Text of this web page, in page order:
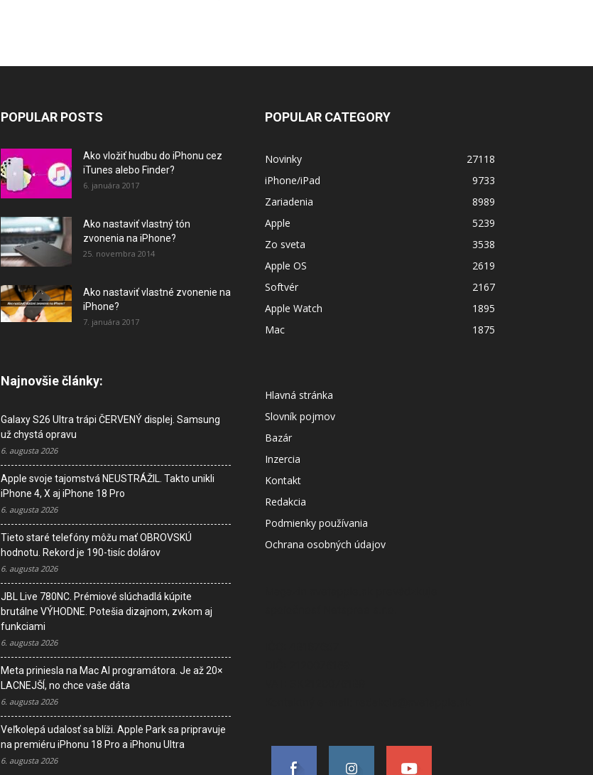
POPULAR POSTS
Ako vložiť hudbu do iPhonu cez
iTunes alebo Finder?
6. januára 2017
Ako nastaviť vlastný tón
zvonenia na iPhone?
25. novembra 2014
Ako nastaviť vlastné zvonenie na
iPhone?
7. januára 2017
Najnovšie články:
Galaxy S26 Ultra trápi ČERVENÝ displej. Samsung
už chystá opravu
6. augusta 2026
Apple svoje tajomstvá NEUSTRÁŽIL. Takto unikli
iPhone 4, X aj iPhone 18 Pro
6. augusta 2026
Tieto staré telefóny môžu mať OBROVSKÚ
hodnotu. Rekord je 190-tisíc dolárov
6. augusta 2026
JBL Live 780NC. Prémiové slúchadlá kúpite
brutálne VÝHODNE. Potešia dizajnom, zvkom aj
funkciami
6. augusta 2026
Meta priniesla na Mac AI programátora. Je až 20×
LACNEJŠÍ, no chce vaše dáta
6. augusta 2026
Veľkolepá udalosť sa blíži. Apple Park sa pripravuje
na premiéru iPhonu 18 Pro a iPhonu Ultra
6. augusta 2026
POPULAR CATEGORY
Novinky
27118
iPhone/iPad
9733
Zariadenia
8989
Apple
5239
Zo sveta
3538
Apple OS
2619
Softvér
2167
Apple Watch
1895
Mac
1875
Hlavná stránka
Slovník pojmov
Bazár
Inzercia
Kontakt
Redakcia
Podmienky používania
Ochrana osobných údajov